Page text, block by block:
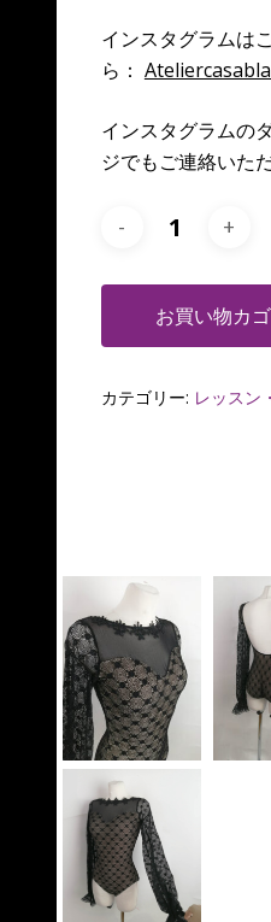
インスタグラムは
ら：
インスタグラムの
ジでもご連絡いた
お買い物カ
カテゴリー: レッスン